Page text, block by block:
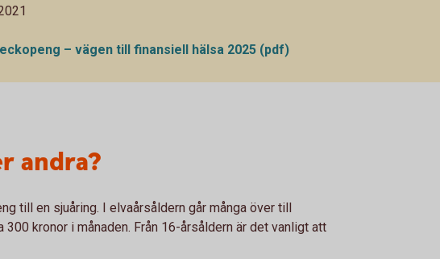
– vägen till finansiell hälsa 2025 (pdf)
andra?
till en sjuåring. I elvaårsåldern går många över till
300 kronor i månaden. Från 16-årsåldern är det vanligt att